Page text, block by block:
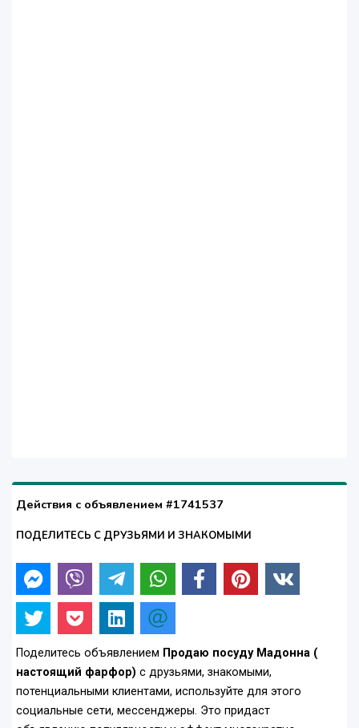
Действия с объявлением #1741537
ПОДЕЛИТЕСЬ С ДРУЗЬЯМИ И ЗНАКОМЫМИ
Поделитесь объявлением Продаю посуду Мадонна (
настоящий фарфор) с друзьями, знакомыми,
потенциальными клиентами, используйте для этого
социальные сети, мессенджеры. Это придаст